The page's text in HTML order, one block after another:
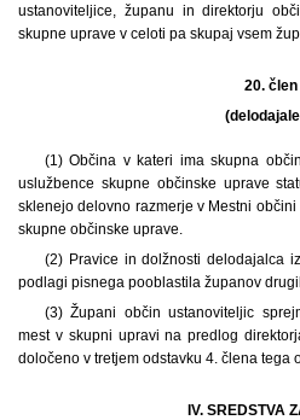
ustanoviteljice, županu in direktorju
skupne uprave v celoti pa skupaj vsem
20. člen
(1) Občina v kateri ima skupna
uslužbence skupne občinske uprave
sklenejo delovno razmerje v Mestni
skupne občinske uprave.
(2) Pravice in dolžnosti delodajalca
podlagi pisnega pooblastila županov
(3) Župani občin ustanoviteljic
mest v skupni upravi na predlog
določeno v tretjem odstavku 4. člena tega
IV. SREDSTVA